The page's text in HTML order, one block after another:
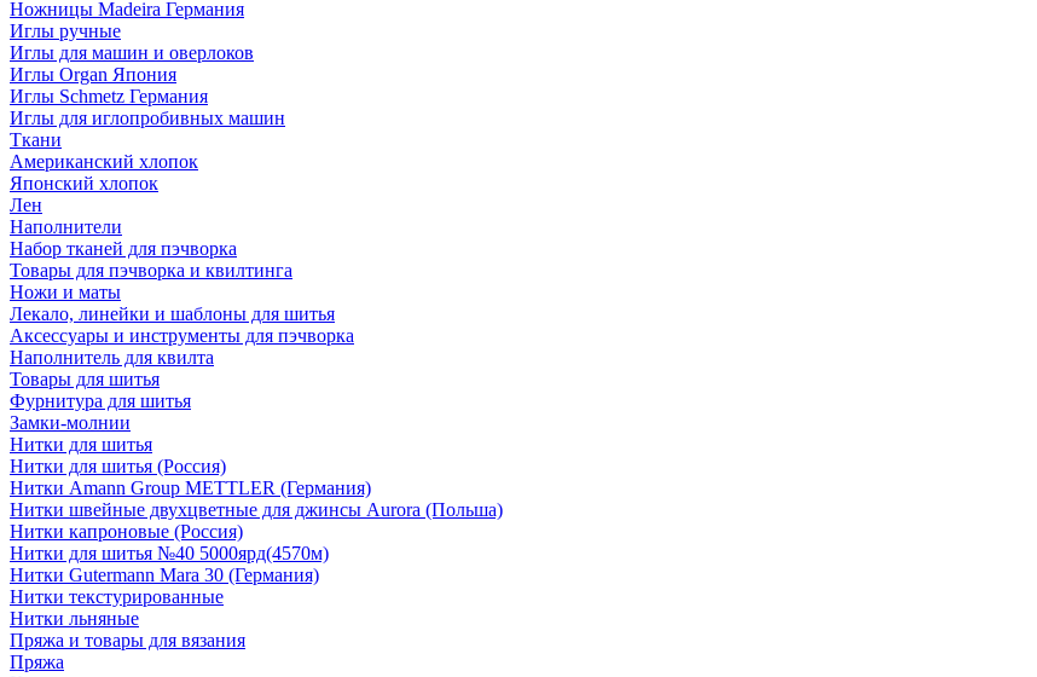
Ножницы Madeira Германия
Иглы ручные
Иглы для машин и оверлоков
Иглы Organ Япония
Иглы Schmetz Германия
Иглы для иглопробивных машин
Ткани
Американский хлопок
Японский хлопок
Лен
Наполнители
Набор тканей для пэчворка
Товары для пэчворка и квилтинга
Ножи и маты
Лекало, линейки и шаблоны для шитья
Аксессуары и инструменты для пэчворка
Наполнитель для квилта
Товары для шитья
Фурнитура для шитья
Замки-молнии
Нитки для шитья
Нитки для шитья (Россия)
Нитки Amann Group METTLER (Германия)
Нитки швейные двухцветные для джинсы Aurora (Польша)
Нитки капроновые (Россия)
Нитки для шитья №40 5000ярд(4570м)
Нитки Gutermann Mara 30 (Германия)
Нитки текстурированные
Нитки льняные
Пряжа и товары для вязания
Пряжа